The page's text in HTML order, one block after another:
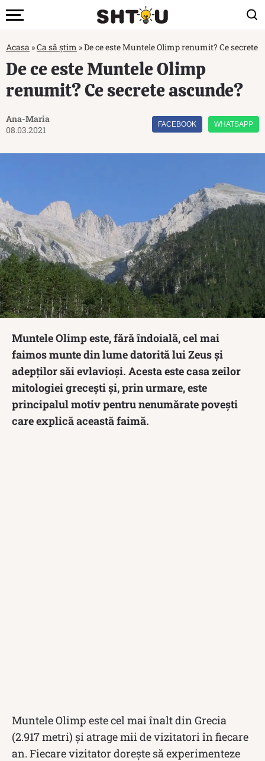
Acasa »Ca să știm »De ce este Muntele Olimp renumit? Ce secrete
De ce este Muntele Olimp
renumit? Ce secrete ascunde?
Ana-Maria
08.03.2021
FACEBOOK WHATSAPP
Muntele Olimp este, fără îndoială, cel mai
faimos munte din lume datorită lui Zeus și
adepților săi evlavioși. Acesta este casa zeilor
mitologiei grecești și, prin urmare, este
principalul motiv pentru nenumărate povești
care explică această faimă.
Muntele Olimp este cel mai înalt din Grecia
(2.917 metri) și atrage mii de vizitatori în fiecare
an. Fiecare vizitator dorește să experimenteze